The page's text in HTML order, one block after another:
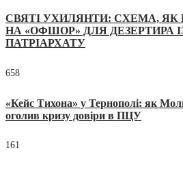
СВЯТІ УХИЛЯНТИ: СХЕМА, ЯК
НА «ОФШОР» ДЛЯ ДЕЗЕРТИРА
ПАТРІАРХАТУ
658
«Кейс Тихона» у Тернополі: як
оголив кризу довіри в ПЦУ
161